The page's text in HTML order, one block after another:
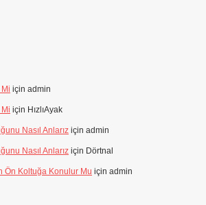
için admin
için HızlıAyak
Nasıl Anlarız için admin
Nasıl Anlarız için Dörtnal
Ön Koltuğa Konulur Mu için admin